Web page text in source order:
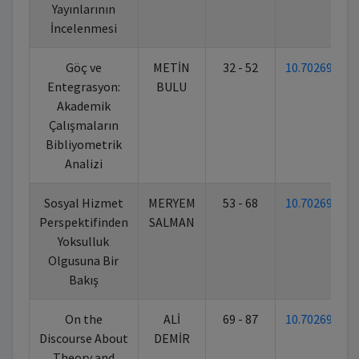
Yayınlarının
İncelenmesi
Göç ve
Entegrasyon:
Akademik
Çalışmaların
Bibliyometrik
Analizi
METİN
BULU
32 - 52 10.70269/
Sosyal Hizmet
Perspektifinden
Yoksulluk
Olgusuna Bir
Bakış
MERYEM
SALMAN
53 - 68 10.70269/
On the
Discourse About
ALİ
DEMİR
69 - 87 10.70269/